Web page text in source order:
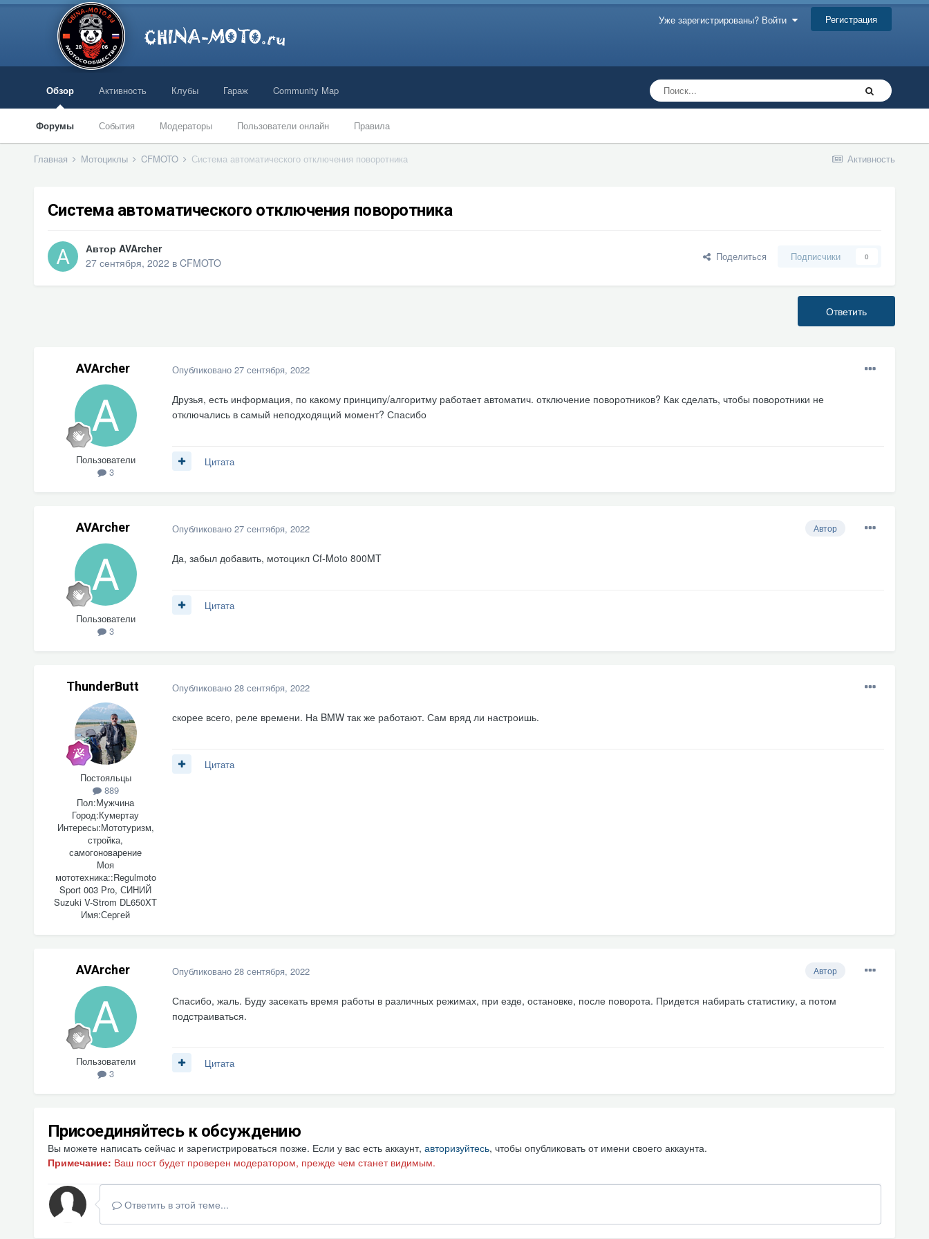
Уже зарегистрированы? Войти Регистрация
Обзор
Форумы События Модераторы Пользователи онлайн Правила
Активность Клубы Гараж Community Map
Активность
Главная Мотоциклы CFMOTO Система автоматического отключения поворотника
Система автоматического отключения поворотника
Автор AVArcher
27 сентября, 2022 в CFMOTO Поделиться Подписчики 0
Ответить
AVArcher
Пользователи
3
Опубликовано 27 сентября, 2022
Друзья, есть информация, по какому принципу/алгоритму работает автоматич. отключение поворотников? Как сделать, чтобы поворотники не
отключались в самый неподходящий момент? Спасибо
Цитата
AVArcher
Пользователи
3
Автор
Опубликовано 27 сентября, 2022
Да, забыл добавить, мотоцикл Cf-Moto 800MT
Цитата
ThunderButt
Постояльцы
889
Пол:Мужчина
Город:Кумертау
Интересы:Мототуризм,
стройка,
самогоноварение
Моя
мототехника::Regulmoto
Sport 003 Pro, СИНИЙ
Suzuki V-Strom DL650XT
Имя:Сергей
Опубликовано 28 сентября, 2022
скорее всего, реле времени. На BMW так же работают. Сам вряд ли настроишь.
Цитата
AVArcher
Пользователи
3
Автор
Опубликовано 28 сентября, 2022
Спасибо, жаль. Буду засекать время работы в различных режимах, при езде, остановке, после поворота. Придется набирать статистику, а потом
подстраиваться.
Цитата
Присоединяйтесь к обсуждению
Вы можете написать сейчас и зарегистрироваться позже. Если у вас есть аккаунт, авторизуйтесь, чтобы опубликовать от имени своего аккаунта.
Примечание: Ваш пост будет проверен модератором, прежде чем станет видимым.
Ответить в этой теме...